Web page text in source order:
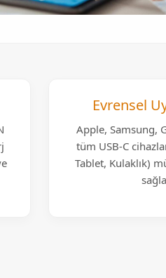
Evrensel
Apple, Samsung,
tüm USB-C
Tablet, Kulaklık)